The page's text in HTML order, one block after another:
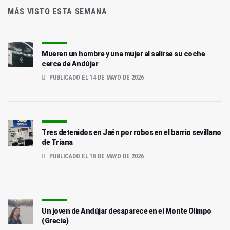
MÁS VISTO ESTA SEMANA
Mueren un hombre y una mujer al salirse su coche
cerca de Andújar
PUBLICADO EL 14 DE MAYO DE 2026
Tres detenidos en Jaén por robos en el barrio sevillano
de Triana
PUBLICADO EL 18 DE MAYO DE 2026
Un joven de Andújar desaparece en el Monte Olimpo
(Grecia)